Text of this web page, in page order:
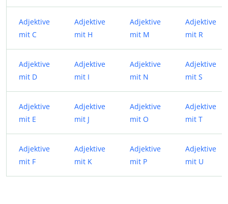
Adjektive
mit C
Adjektive
mit H
Adjektive
mit M
Adjektive
mit R
Adjektive
mit D
Adjektive
mit I
Adjektive
mit N
Adjektive
mit S
Adjektive
mit E
Adjektive
mit J
Adjektive
mit O
Adjektive
mit T
Adjektive
mit F
Adjektive
mit K
Adjektive
mit P
Adjektive
mit U